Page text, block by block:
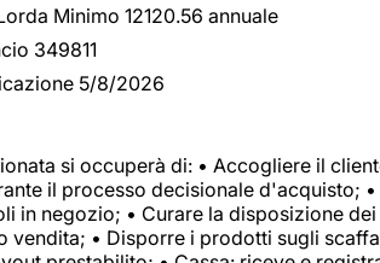
Minimo 12120.56 annuale
349811
5/8/2026
si occuperà di: • Accogliere il
il processo decisionale d'acquisto; •
in negozio; • Curare la disposizione dei
vendita; • Disporre i prodotti sugli